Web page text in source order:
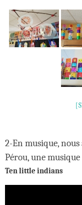
2-En musique,
Pérou, une
Ten little indians